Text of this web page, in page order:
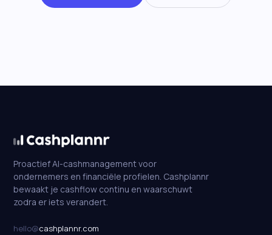
Proactief AI-cashmanagement voor
ondernemers en financiële profielen. Cashplannr
bewaakt je cashflow continu en waarschuwt
zodra er iets verandert.
hello@cashplannr.com